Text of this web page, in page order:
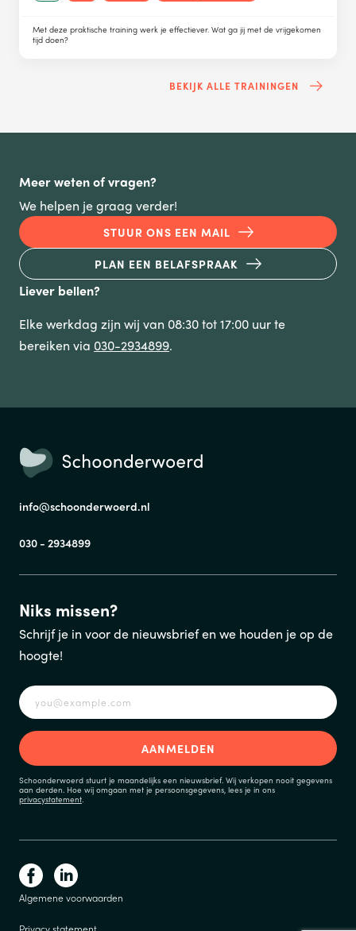
Met deze praktische training werk je effectiever. Wat ga jij met de vrijgekomen
tijd doen?
BEKIJK ALLE TRAININGEN
Meer weten of vragen?
We helpen je graag verder!
STUUR ONS EEN MAIL
PLAN EEN BELAFSPRAAK
Liever bellen?
Elke werkdag zijn wij van 08:30 tot 17:00 uur te
bereiken via 030-2934899.
info@schoonderwoerd.nl
030 - 2934899
Niks missen?
Schrijf je in voor de nieuwsbrief en we houden je op de
hoogte!
Schoonderwoerd stuurt je maandelijks een nieuwsbrief. Wij verkopen nooit gegevens
aan derden. Hoe wij omgaan met je persoonsgegevens, lees je in ons
privacystatement.
Algemene voorwaarden